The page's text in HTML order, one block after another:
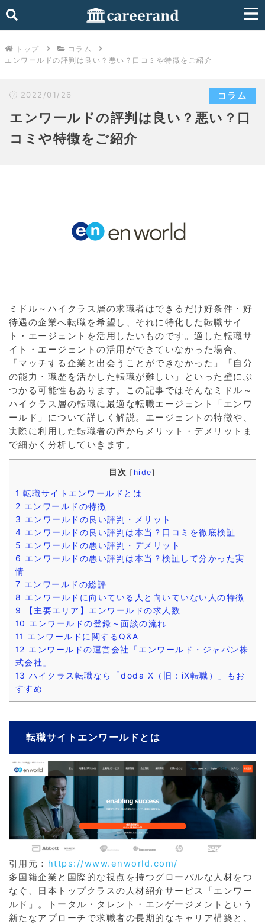
トップ
コラム
エンワールドの評判は良い？悪い？口コミや特徴をご紹介
2022/01/26 コラム
エンワールドの評判は良い？悪い？口
コミや特徴をご紹介
ミドル～ハイクラス層の求職者はできるだけ好条件・好
待遇の企業へ転職を希望し、それに特化した転職サイ
ト・エージェントを活用したいものです。適した転職サ
イト・エージェントの活用ができていなかった場合、
「マッチする企業と出会うことができなかった」「自分
の能力・職歴を活かした転職が難しい」といった壁にぶ
つかる可能性もあります。この記事ではそんなミドル～
ハイクラス層の転職に最適な転職エージェント「エンワ
ールド」について詳しく解説。エージェントの特徴や、
実際に利用した転職者の声からメリット・デメリットま
で細かく分析していきます。
目次 [ hide]
1 転職サイトエンワールドとは
2 エンワールドの特徴
3 エンワールドの良い評判・メリット
4 エンワールドの良い評判は本当？口コミを徹底検証
5 エンワールドの悪い評判・デメリット
6 エンワールドの悪い評判は本当？検証して分かった実
情
7 エンワールドの総評
8 エンワールドに向いている人と向いていない人の特徴
9
【主要エリア】エンワールドの求人数
10 エンワールドの登録～面談の流れ
11 エンワールドに関するQ&A
12 エンワールドの運営会社「エンワールド・ジャパン株
式会社」
13 ハイクラス転職なら「doda X（旧：iX転職）」もお
すすめ
転職サイトエンワールドとは
引用元： https://www.enworld.com/
多国籍企業と国際的な視点を持つグローバルな人材をつ
なぐ、日本トップクラスの人材紹介サービス「エンワー
ルド」。トータル・タレント・エンゲージメントという
新たなアプローチで求職者の長期的なキャリア構築と、